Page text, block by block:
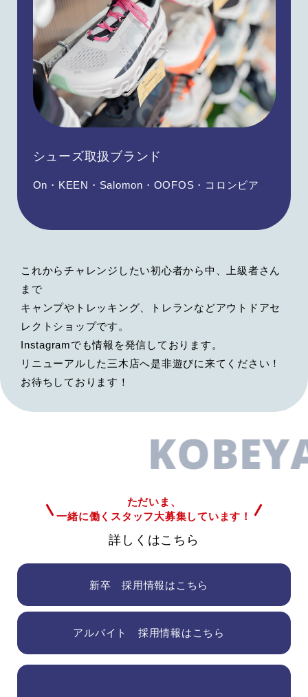
シューズ取扱ブランド
On・KEEN・Salomon・OOFOS・コロンビア
これからチャレンジしたい初心者から中、上級者さん
まで
キャンプやトレッキング、トレランなどアウトドアセ
レクトショップです。
Instagramでも情報を発信しております。
リニューアルした三木店へ是非遊びに来てください！
お待ちしております！
ただいま、
一緒に働くスタッフ大募集しています！
詳しくはこちら
新卒 採用情報はこちら
アルバイト 採用情報はこちら